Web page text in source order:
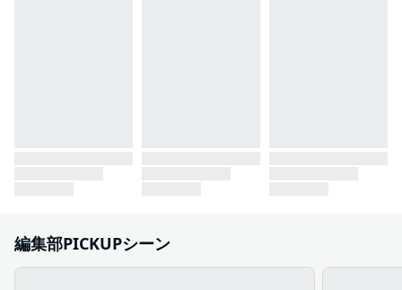
編集部PICKUPシーン